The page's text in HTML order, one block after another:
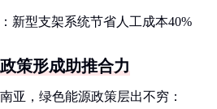
：新型支架系统节省人工成本40%
策形成助推合力
亚，绿色能源政策层出不穷：